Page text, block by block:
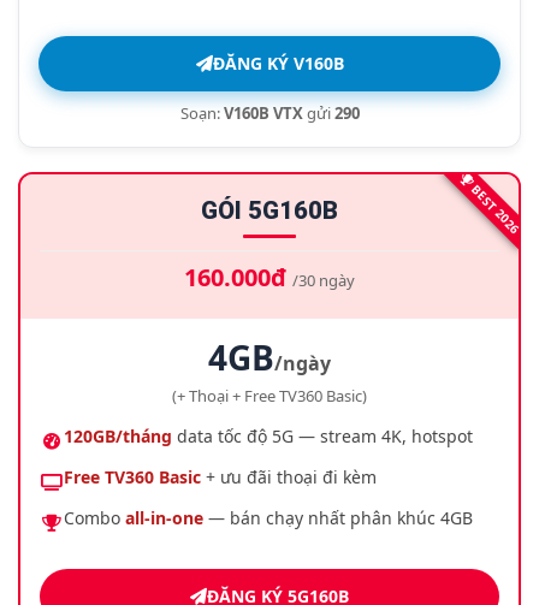
ĐĂNG KÝ V160B
Soạn:V160B VTXgửi290
BEST 2026
GÓI 5G160B
160.000đ /30 ngày
4GB/ngày
(+ Thoại + Free TV360 Basic)
120GB/tháng data tốc độ 5G — stream 4K, hotspot
Free TV360 Basic + ưu đãi thoại đi kèm
Combo all-in-one — bán chạy nhất phân khúc 4GB
ĐĂNG KÝ 5G160B